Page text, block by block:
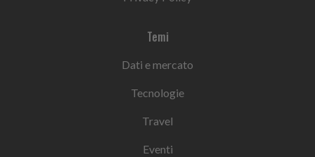
Temi
Dati e mercato
Tecnologie
Travel
Eventi